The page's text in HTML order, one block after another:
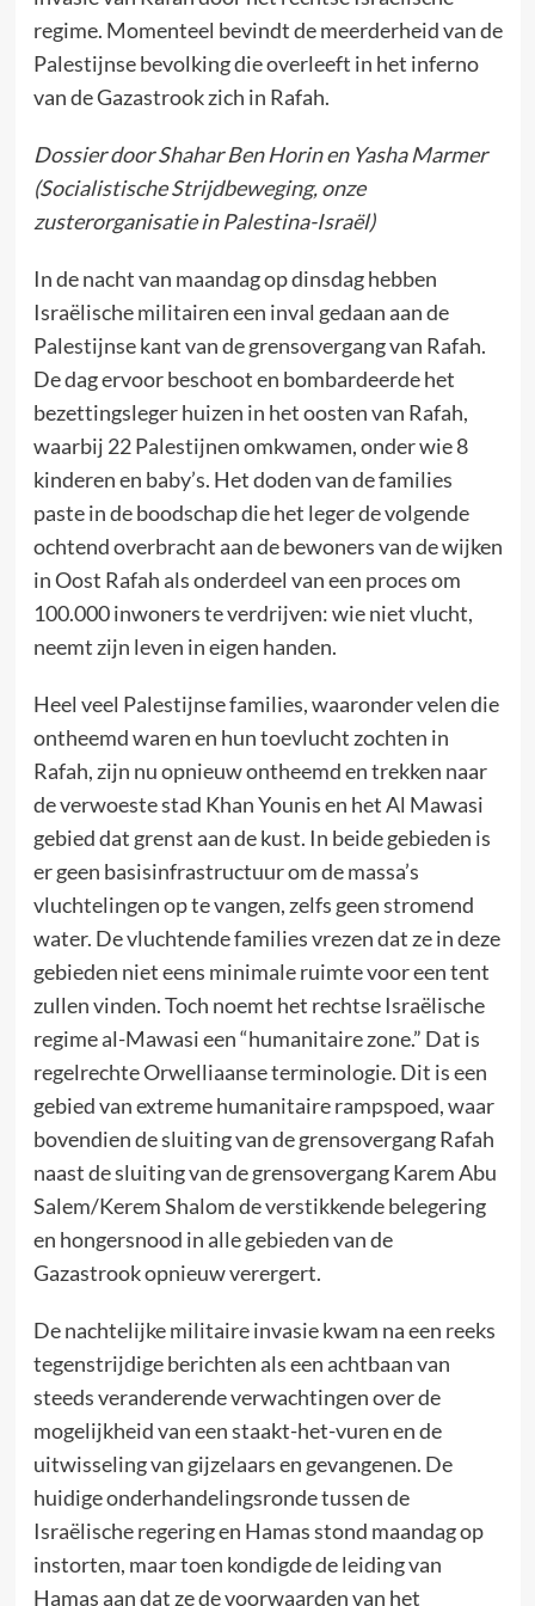
regime. Momenteel bevindt de meerderheid van de
Palestijnse bevolking die overleeft in het inferno
van de Gazastrook zich in Rafah.
Dossier door Shahar Ben Horin en Yasha Marmer
(Socialistische Strijdbeweging, onze
zusterorganisatie in Palestina-Israël)
In de nacht van maandag op dinsdag hebben
Israëlische militairen een inval gedaan aan de
Palestijnse kant van de grensovergang van Rafah.
De dag ervoor beschoot en bombardeerde het
bezettingsleger huizen in het oosten van Rafah,
waarbij 22 Palestijnen omkwamen, onder wie 8
kinderen en baby’s. Het doden van de families
paste in de boodschap die het leger de volgende
ochtend overbracht aan de bewoners van de wijken
in Oost Rafah als onderdeel van een proces om
100.000 inwoners te verdrijven: wie niet vlucht,
neemt zijn leven in eigen handen.
Heel veel Palestijnse families, waaronder velen die
ontheemd waren en hun toevlucht zochten in
Rafah, zijn nu opnieuw ontheemd en trekken naar
de verwoeste stad Khan Younis en het Al Mawasi
gebied dat grenst aan de kust. In beide gebieden is
er geen basisinfrastructuur om de massa’s
vluchtelingen op te vangen, zelfs geen stromend
water. De vluchtende families vrezen dat ze in deze
gebieden niet eens minimale ruimte voor een tent
zullen vinden. Toch noemt het rechtse Israëlische
regime al-Mawasi een “humanitaire zone.” Dat is
regelrechte Orwelliaanse terminologie. Dit is een
gebied van extreme humanitaire rampspoed, waar
bovendien de sluiting van de grensovergang Rafah
naast de sluiting van de grensovergang Karem Abu
Salem/Kerem Shalom de verstikkende belegering
en hongersnood in alle gebieden van de
Gazastrook opnieuw verergert.
De nachtelijke militaire invasie kwam na een reeks
tegenstrijdige berichten als een achtbaan van
steeds veranderende verwachtingen over de
mogelijkheid van een staakt-het-vuren en de
uitwisseling van gijzelaars en gevangenen. De
huidige onderhandelingsronde tussen de
Israëlische regering en Hamas stond maandag op
instorten, maar toen kondigde de leiding van
Hamas aan dat ze de voorwaarden van het